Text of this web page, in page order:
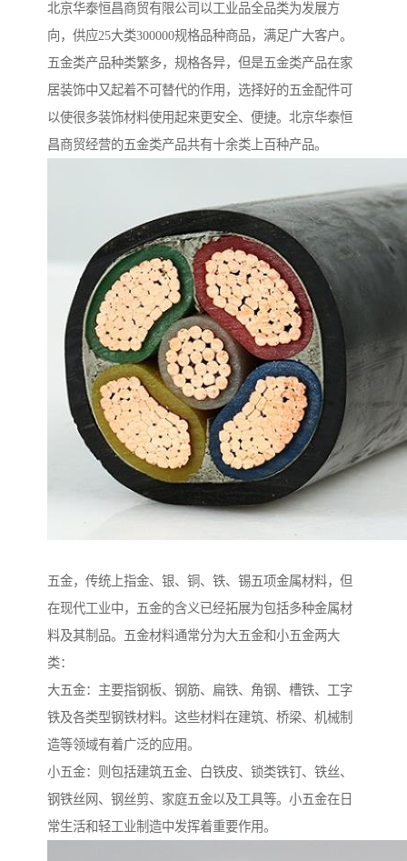
北京华泰恒昌商贸有限公司以工业品全品类为发展方
向，供应25大类300000规格品种商品，满足广大客户。
五金类产品种类繁多，规格各异，但是五金类产品在家
居装饰中又起着不可替代的作用，选择好的五金配件可
以使很多装饰材料使用起来更安全、便捷。北京华泰恒
昌商贸经营的五金类产品共有十余类上百种产品。
五金，传统上指金、银、铜、铁、锡五项金属材料，但
在现代工业中，五金的含义已经拓展为包括多种金属材
料及其制品。五金材料通常分为大五金和小五金两大
类：
大五金：主要指钢板、钢筋、扁铁、角钢、槽铁、工字
铁及各类型钢铁材料。这些材料在建筑、桥梁、机械制
造等领域有着广泛的应用。
小五金：则包括建筑五金、白铁皮、锁类铁钉、铁丝、
钢铁丝网、钢丝剪、家庭五金以及工具等。小五金在日
常生活和轻工业制造中发挥着重要作用。